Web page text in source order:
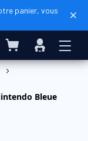
panier, vous
Mon panierConnexion
au panier
Bleue